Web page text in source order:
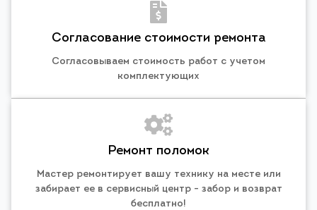
Согласование стоимости ремонта
Согласовываем стоимость работ с учетом
комплектующих
Ремонт поломок
Мастер ремонтирует вашу технику на месте или
забирает ее в сервисный центр - забор и возврат
бесплатно!